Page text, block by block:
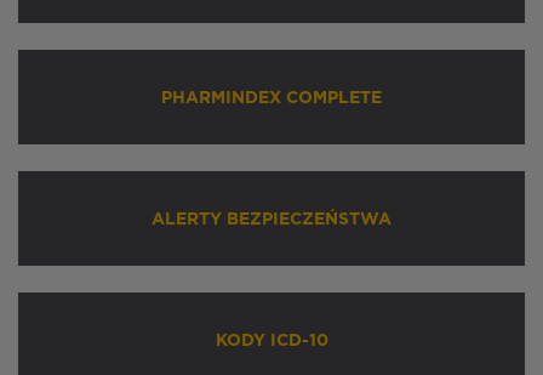
PHARMINDEX COMPLETE
ALERTY BEZPIECZEŃSTWA
KODY ICD-10